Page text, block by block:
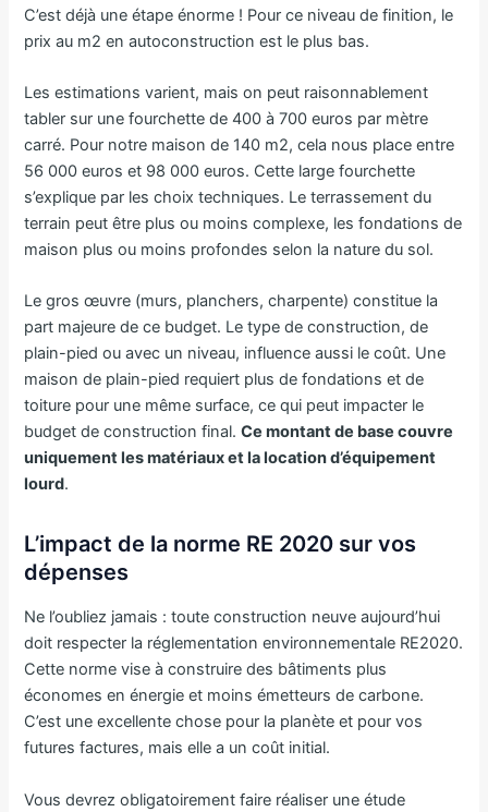
C’est déjà une étape énorme ! Pour ce niveau de finition, le
prix au m2 en autoconstruction est le plus bas.
Les estimations varient, mais on peut raisonnablement
tabler sur une fourchette de 400 à 700 euros par mètre
carré. Pour notre maison de 140 m2, cela nous place entre
56 000 euros et 98 000 euros. Cette large fourchette
s’explique par les choix techniques. Le terrassement du
terrain peut être plus ou moins complexe, les fondations de
maison plus ou moins profondes selon la nature du sol.
Le gros œuvre (murs, planchers, charpente) constitue la
part majeure de ce budget. Le type de construction, de
plain-pied ou avec un niveau, influence aussi le coût. Une
maison de plain-pied requiert plus de fondations et de
toiture pour une même surface, ce qui peut impacter le
budget de construction final.Ce montant de base couvre
uniquement les matériaux et la location d’équipement
lourd.
L’impact de la norme RE 2020 sur vos
dépenses
Ne l’oubliez jamais : toute construction neuve aujourd’hui
doit respecter la réglementation environnementale RE2020.
Cette norme vise à construire des bâtiments plus
économes en énergie et moins émetteurs de carbone.
C’est une excellente chose pour la planète et pour vos
futures factures, mais elle a un coût initial.
Vous devrez obligatoirement faire réaliser une étude